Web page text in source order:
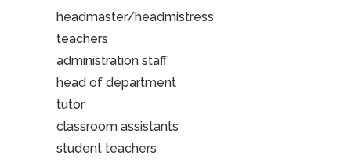
headmaster/headmistress
teachers
administration staff
head of department
tutor
classroom assistants
student teachers